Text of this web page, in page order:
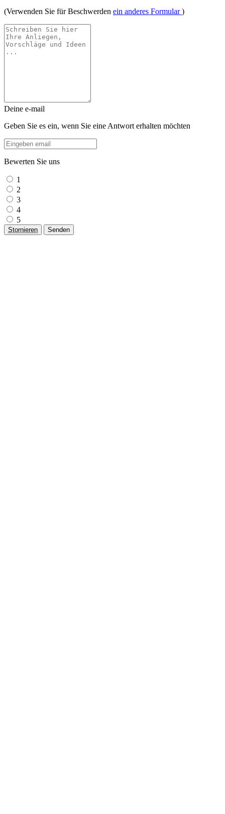
(Verwenden Sie für Beschwerden ein anderes Formular)
Deine e-mail
Geben Sie es ein, wenn Sie eine Antwort erhalten möchten
Bewerten Sie uns
1
2
3
4
5
Stornieren Senden